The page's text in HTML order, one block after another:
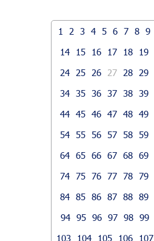
1 2 3 4 5 6 7 8 9
14
15 16 17 18 19
24
25 26 27 28 29
34 35 36 37 38 39
44 45 46 47 48 49
54 55 56 57 58 59
64 65 66 67 68 69
74 75 76 77 78 79
84 85 86 87 88 89
94 95 96 97 98 99
103
104 105 106 107